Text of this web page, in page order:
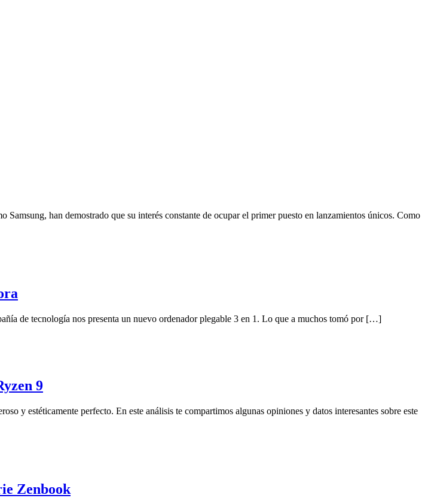
han demostrado que su interés constante de ocupar el primer puesto en lanzamientos únicos. Como
de tecnología nos presenta un nuevo ordenador plegable 3 en 1. Lo que a muchos tomó por […]
9
y estéticamente perfecto. En este análisis te compartimos algunas opiniones y datos interesantes sobre este
Zenbook